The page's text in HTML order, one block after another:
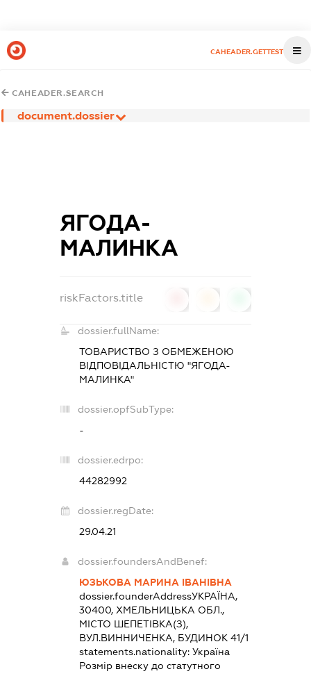
CAHEADER.GETTEST
CAHEADER.SEARCH
document.dossier
ЯГОДА-
МАЛИНКА
riskFactors.title
dossier.fullName:
ТОВАРИСТВО З ОБМЕЖЕНОЮ
ВІДПОВІДАЛЬНІСТЮ "ЯГОДА-
МАЛИНКА"
dossier.opfSubType:
-
dossier.edrpo:
44282992
dossier.regDate:
29.04.21
dossier.foundersAndBenef:
ЮЗЬКОВА МАРИНА ІВАНІВНА
dossier.founderAddressУКРАЇНА,
30400, ХМЕЛЬНИЦЬКА ОБЛ.,
МІСТО ШЕПЕТІВКА(З),
ВУЛ.ВИННИЧЕНКА, БУДИНОК 41/1
statements.nationality: Україна
Розмір внеску до статутного